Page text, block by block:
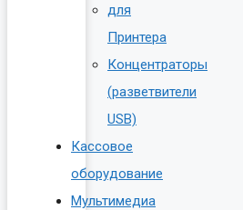
для
Принтера
Концентраторы
(разветвители
USB)
Кассовое
оборудование
Мультимедиа